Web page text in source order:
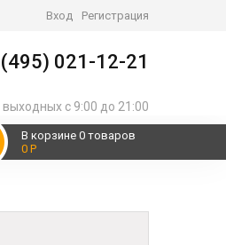
Вход Регистрация
021-12-21
с 9:00 до 21:00
В корзине 0 товаров
0 Р